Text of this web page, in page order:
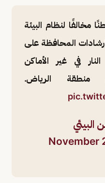
مخالفًا لنظام البيئة
المحافظة على
في غير الأماكن
الرياض.
البيئي
November